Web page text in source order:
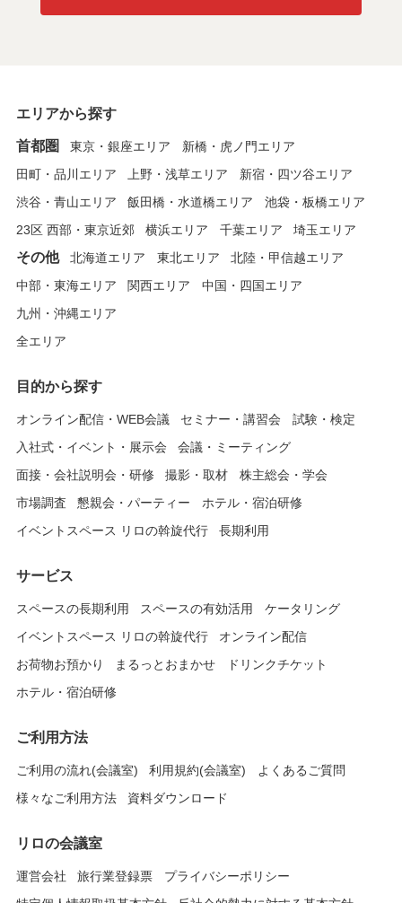
エリアから探す
首都圏 東京・銀座エリア
新橋・虎ノ門エリア
田町・品川エリア
上野・浅草エリア
新宿・四ツ谷エリア
渋谷・青山エリア
飯田橋・水道橋エリア
池袋・板橋エリア
23区 西部・東京近郊
横浜エリア 千葉エリア 埼玉エリア
その他 北海道エリア 東北エリア
北陸・甲信越エリア
中部・東海エリア
関西エリア
中国・四国エリア
九州・沖縄エリア
全エリア
目的から探す
オンライン配信・WEB会議 セミナー・講習会
試験・検定
入社式・イベント・展示会
会議・ミーティング
面接・会社説明会・研修
撮影・取材
株主総会・学会
市場調査
懇親会・パーティー
ホテル・宿泊研修
イベントスペース リロの斡旋代行
長期利用
サービス
スペースの長期利用 スペースの有効活用
ケータリング
イベントスペース リロの斡旋代行
オンライン配信
お荷物お預かり
まるっとおまかせ
ドリンクチケット
ホテル・宿泊研修
ご利用方法
ご利用の流れ(会議室) 利用規約(会議室)
よくあるご質問
様々なご利用方法
資料ダウンロード
リロの会議室
運営会社 旅行業登録票
プライバシーポリシー